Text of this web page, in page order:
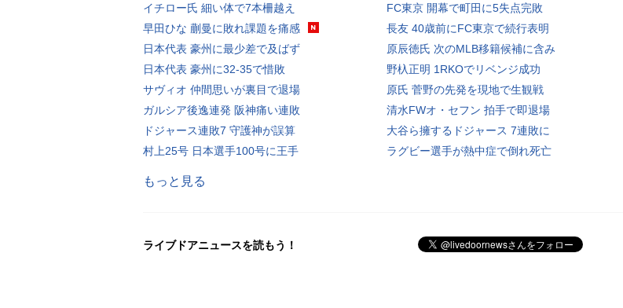
イチロー氏 細い体で7本柵越え
早田ひな 蒯曼に敗れ課題を痛感
日本代表 豪州に最少差で及ばず
日本代表 豪州に32-35で惜敗
サヴィオ 仲間思いが裏目で退場
ガルシア後逸連発 阪神痛い連敗
ドジャース連敗7 守護神が誤算
村上25号 日本選手100号に王手
FC東京 開幕で町田に5失点完敗
長友 40歳前にFC東京で続行表明
原辰徳氏 次のMLB移籍候補に含み
野杁正明 1RKOでリベンジ成功
原氏 菅野の先発を現地で生観戦
清水FWオ・セフン 拍手で即退場
大谷ら擁するドジャース 7連敗に
ラグビー選手が熱中症で倒れ死亡
もっと見る
ライブドアニュースを読もう！